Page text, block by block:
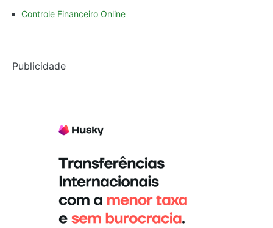
Controle Financeiro Online
Publicidade